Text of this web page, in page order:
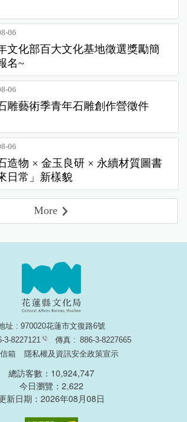
06
文化部百大文化基地徵選獎勵簡
名~
06
雕藝術季青年石雕創作營徵件
06
造物 × 金玉良研 × 永續材質圖書
日常」新樣貌
More
址 : 970020花蓮市文復路6號
3-8227121 傳真 : 886-3-8227665
箱
隱私權及資訊安全政策宣示
總訪客數：10,924,747
今日瀏覽：2,622
新日期：2026年08月08日